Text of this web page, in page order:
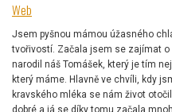
Web
Jsem pyšnou mámou úžasného
tvořivostí. Začala jsem se zajímat
narodil náš Tomášek, který je tím
který máme. Hlavně ve chvíli, kdy
kravského mléka se nám život